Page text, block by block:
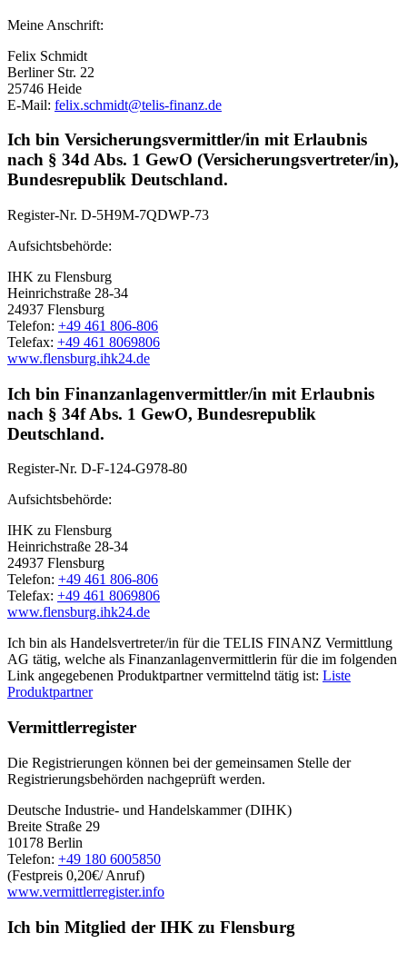
Meine Anschrift:
Felix Schmidt
Berliner Str. 22
25746 Heide
E-Mail: felix.schmidt@telis-finanz.de
Ich bin Versicherungsvermittler/in mit Erlaubnis
nach § 34d Abs. 1 GewO (Versicherungsvertreter/in),
Bundesrepublik Deutschland.
Register-Nr. D-5H9M-7QDWP-73
Aufsichtsbehörde:
IHK zu Flensburg
Heinrichstraße 28-34
24937 Flensburg
Telefon: +49 461 806-806
Telefax: +49 461 8069806
www.flensburg.ihk24.de
Ich bin Finanzanlagenvermittler/in mit Erlaubnis
nach § 34f Abs. 1 GewO, Bundesrepublik
Deutschland.
Register-Nr. D-F-124-G978-80
Aufsichtsbehörde:
IHK zu Flensburg
Heinrichstraße 28-34
24937 Flensburg
Telefon: +49 461 806-806
Telefax: +49 461 8069806
www.flensburg.ihk24.de
Ich bin als Handelsvertreter/in für die TELIS FINANZ Vermittlung
AG tätig, welche als Finanzanlagenvermittlerin für die im folgenden
Link angegebenen Produktpartner vermittelnd tätig ist: Liste
Produktpartner
Vermittlerregister
Die Registrierungen können bei der gemeinsamen Stelle der
Registrierungsbehörden nachgeprüft werden.
Deutsche Industrie- und Handelskammer (DIHK)
Breite Straße 29
10178 Berlin
Telefon: +49 180 6005850
(Festpreis 0,20€/ Anruf)
www.vermittlerregister.info
Ich bin Mitglied der IHK zu Flensburg